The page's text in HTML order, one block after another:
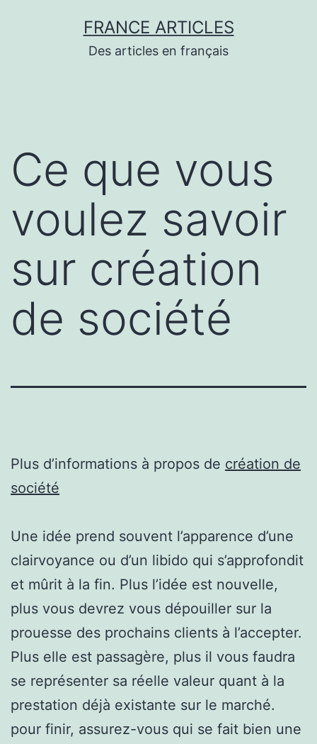
FRANCE ARTICLES
Des articles en français
Ce que vous
voulez savoir
sur création
de société
Plus d’informations à propos de création de
société
Une idée prend souvent l’apparence d’une
clairvoyance ou d’un libido qui s’approfondit
et mûrit à la fin. Plus l’idée est nouvelle,
plus vous devrez vous dépouiller sur la
prouesse des prochains clients à l’accepter.
Plus elle est passagère, plus il vous faudra
se représenter sa réelle valeur quant à la
prestation déjà existante sur le marché.
pour finir, assurez-vous qui se fait bien une